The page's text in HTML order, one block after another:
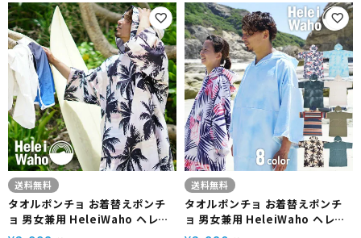
送料無料
タオルポンチョ お着替えポンチ
ョ 男女兼用 HeleiWaho ヘレイ
ワホ マイクロファイバー タオル
送料無料
タオルポンチョ お着替えポンチ
ョ 男女兼用 HeleiWaho ヘレイ
ワホ マイクロファイバー タオル